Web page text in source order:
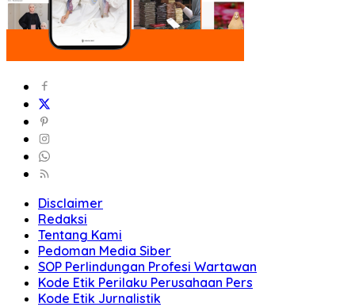
Disclaimer
Redaksi
Tentang Kami
Pedoman Media Siber
SOP Perlindungan Profesi Wartawan
Kode Etik Perilaku Perusahaan Pers
Kode Etik Jurnalistik